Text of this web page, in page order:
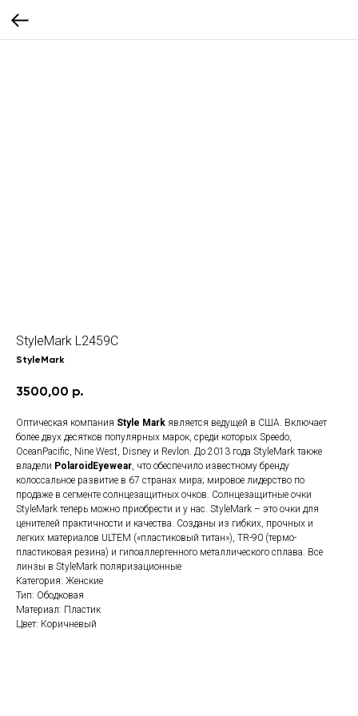
StyleMark L2459C
StyleMark
3500,00 р.
Оптическая компания Style Mark является ведущей в США. Включает
более двух десятков популярных марок, среди которых Speedo,
OceanPacific, Nine West, Disney и Revlon. До 2013 года StyleMark также
владели PolaroidEyewear , что обеспечило известному бренду
колоссальное развитие в 67 странах мира; мировое лидерство по
продаже в сегменте солнцезащитных очков. Солнцезащитные очки
StyleMark теперь можно приобрести и у нас. StyleMark – это очки для
ценителей практичности и качества. Созданы из гибких, прочных и
легких материалов ULTEM («пластиковый титан»), TR-90 (термо-
пластиковая резина) и гипоаллергенного металлического сплава. Все
линзы в StyleMark поляризационные
Категория: Женские
Тип: Ободковая
Материал: Пластик
Цвет: Коричневый